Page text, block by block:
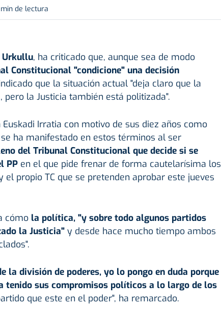
min de lectura
Urkullu, ha criticado que, aunque sea de modo
Constitucional "condicione" una decisión
que la situación actual "deja claro que la
pero la Justicia también está politizada".
Irratia con motivo de sus diez años como
ha manifestado en estos términos al ser
del Tribunal Constitucional que decide si se
PPen el que pide frenar de forma cautelarísima los
el propio TC que se pretenden aprobar este jueves
cómola política, "y sobre todo algunos partidos
la Justicia" y desde hace mucho tiempo ambos
la división de poderes, yo lo pongo en duda porque
tenido sus compromisos políticos a lo largo de los
que este en el poder", ha remarcado.